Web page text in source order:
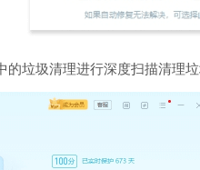
的垃圾清理进行深度扫描清理